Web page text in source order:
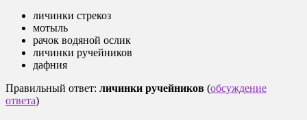
личинки стрекоз
мотыль
рачок водяной ослик
личинки ручейников
дафния
Правильный ответ: личинки ручейников (обсуждение
ответа)